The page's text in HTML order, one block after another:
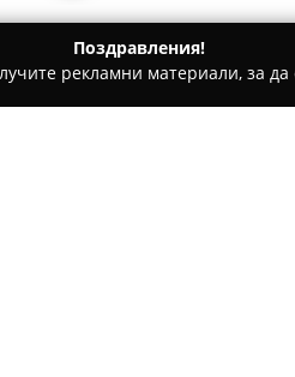
Поздравления!
рекламни материали, за да